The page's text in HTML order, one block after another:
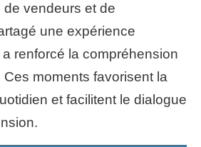
vendeurs et de
une expérience
renforcé la compréhension
Ces moments favorisent la
et facilitent le dialogue